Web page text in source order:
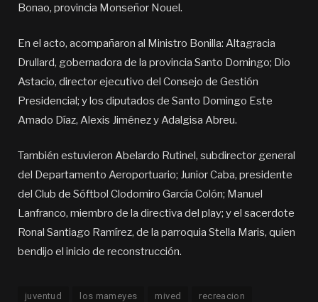
Bonao, provincia Monseñor Nouel.
En el acto, acompañaron al Ministro Bonilla: Altagracia
Drullard, gobernadora de la provincia Santo Domingo; Dio
Astacio, director ejecutivo del Consejo de Gestión
Presidencial; y los diputados de Santo Domingo Este
Amado Díaz, Alexis Jiménez y Adalgisa Abreu.
También estuvieron Abelardo Rutinel, subdirector general
del Departamento Aeroportuario; Junior Caba, presidente
del Club de Sóftbol Clodomiro García Colón; Manuel
Lanfranco, miembro de la directiva del play; y el sacerdote
Ronal Santiago Ramírez, de la parroquia Stella Maris, quien
bendijo el inicio de reconstrucción.
juventud los mameyes mived recreacion